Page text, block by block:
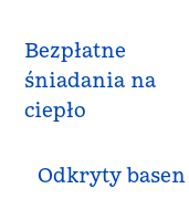
Bezpłatne
śniadania na
ciepło
Odkryty basen